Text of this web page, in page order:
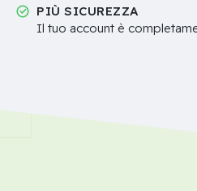
PIÙ SICUREZZA
Il tuo account è